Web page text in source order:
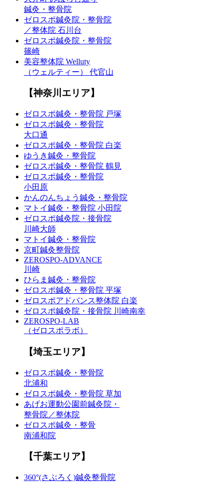
鍼灸・整骨院
ゼロスポ鍼灸院・整骨院
／整体院 石川台
ゼロスポ鍼灸院・整骨院
篠崎
美容整体院 Welluty
（ウェルティー） 代官山
【神奈川エリア】
ゼロスポ鍼灸・整骨院 戸塚
ゼロスポ鍼灸・整骨院
大口通
ゼロスポ鍼灸・整骨院 白楽
ゆうき鍼灸・整骨院
ゼロスポ鍼灸・整骨院 鶴見
ゼロスポ鍼灸・整骨院
小田原
かんのんちょう鍼灸・整骨院
マトイ鍼灸・整骨院 小田院
ゼロスポ鍼灸院・接骨院
川崎大師
マトイ鍼灸・整骨院
京町鍼灸整骨院
ZEROSPO-ADVANCE
川崎
ひらま鍼灸・整骨院
ゼロスポ鍼灸・整骨院 平塚
ゼロスポアドバンス整体院 白楽
ゼロスポ鍼灸院・接骨院 川崎南幸
ZEROSPO-LAB
（ゼロスポラボ）
【埼玉エリア】
ゼロスポ鍼灸・整骨院
北浦和
ゼロスポ鍼灸・整骨院 草加
あげお運動公園前鍼灸院・
整骨院／整体院
ゼロスポ鍼灸・整骨
南浦和院
【千葉エリア】
360°(さぶろく)鍼灸整骨院